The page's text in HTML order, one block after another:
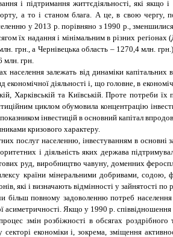
і підтримання життєдіяльності, які якщо
а то і станом блага. А це, в свою чергу,
у 2013 р. порівняно з 1990 р.,
їх надання і мінімальним в різних
грн., а Чернівецька область – 1270,4 млн.
млн. грн.
залежать від динаміки
економічної діяльності і, що головне, в
Харківській та Київській. Проте потреби
циклом обумовила концентрацію
інвестицій в основний капітал
кризового характеру.
послуг населенню, інвестуванням в
і діяльність яких держава
руд, виробництво чавуну, доменних
країни мінеральними добривами,
які і визначають відмінності у зайнятості
повному задоволенню потреб
асиметричності. Якщо у 1990 р.
змін розбіжності в обсягах роздрібного
економіки і, зокрема, зміщення